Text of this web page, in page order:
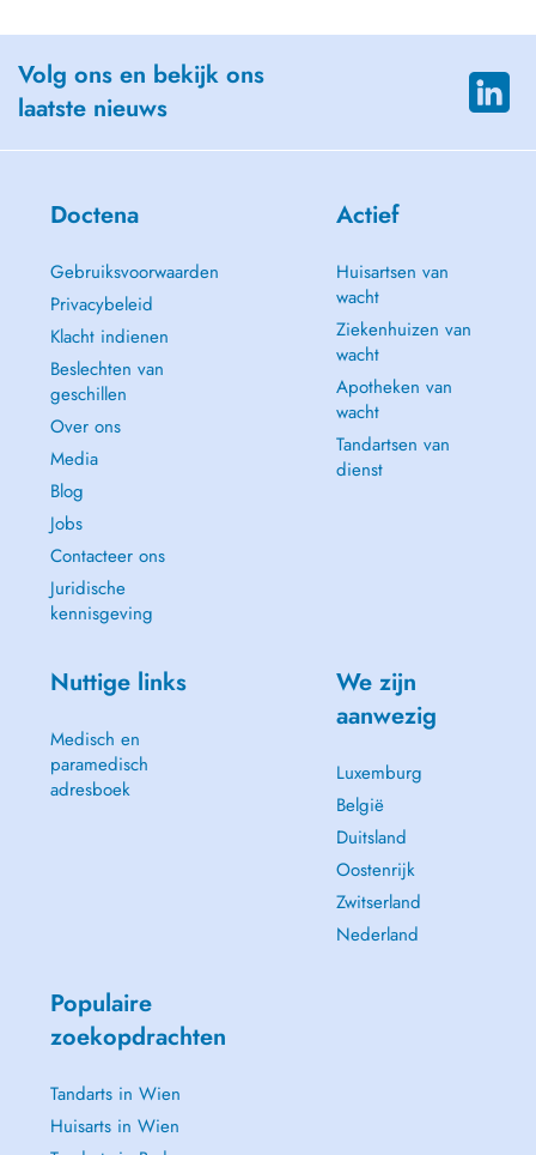
Volg ons en bekijk ons
laatste nieuws
Doctena
Gebruiksvoorwaarden
Privacybeleid
Klacht indienen
Beslechten van
geschillen
Over ons
Media
Blog
Jobs
Contacteer ons
Juridische
kennisgeving
Actief
Huisartsen van
wacht
Ziekenhuizen van
wacht
Apotheken van
wacht
Tandartsen van
dienst
Nuttige links
Medisch en
paramedisch
adresboek
We zijn
aanwezig
Luxemburg
België
Duitsland
Oostenrijk
Zwitserland
Nederland
Populaire
zoekopdrachten
Tandarts in Wien
Huisarts in Wien